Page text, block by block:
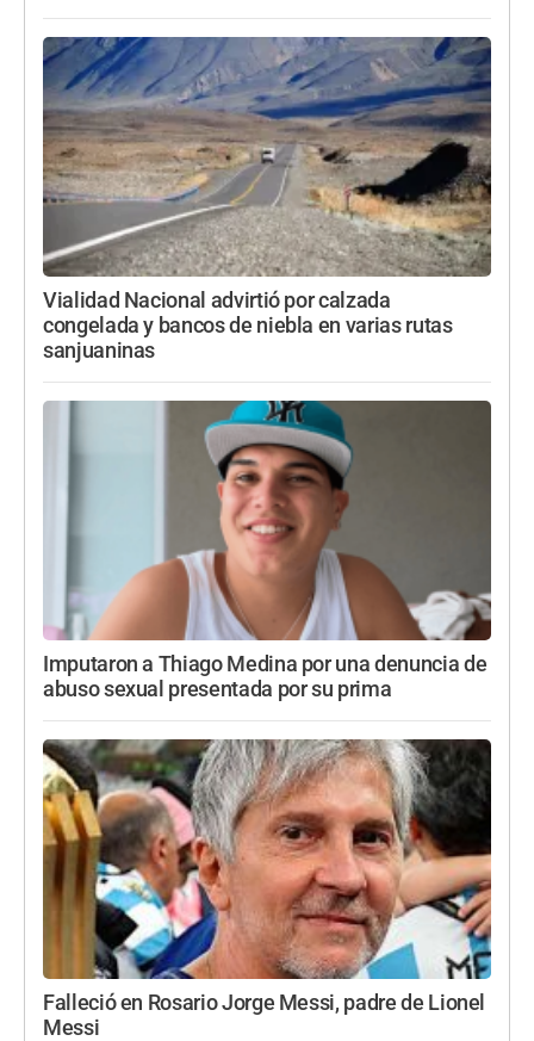
Vialidad Nacional advirtió por calzada
congelada y bancos de niebla en varias rutas
sanjuaninas
Imputaron a Thiago Medina por una denuncia de
abuso sexual presentada por su prima
Falleció en Rosario Jorge Messi, padre de Lionel
Messi